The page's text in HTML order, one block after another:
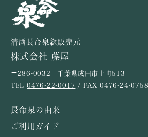
清酒長命泉総販売元
株式会社 藤屋
〒286-0032 千葉県成田市上町513
TEL0476-22-0017 / FAX 0476-24-0758
長命泉の由来
ご利用ガイド